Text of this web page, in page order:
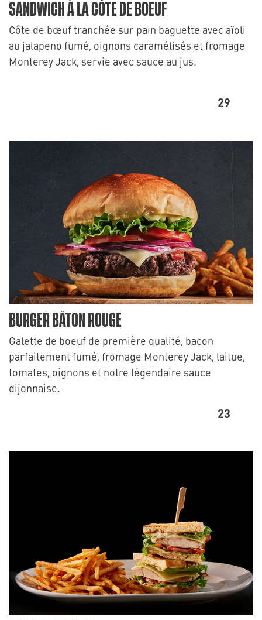
SANDWICH À LA CÔTE DE BOEUF
Côte de bœuf tranchée sur pain baguette avec aïoli
au jalapeno fumé, oignons caramélisés et fromage
Monterey Jack, servie avec sauce au jus.
29
BURGER BÂTON ROUGE
Galette de boeuf de première qualité, bacon
parfaitement fumé, fromage Monterey Jack, laitue,
tomates, oignons et notre légendaire sauce
dijonnaise.
23